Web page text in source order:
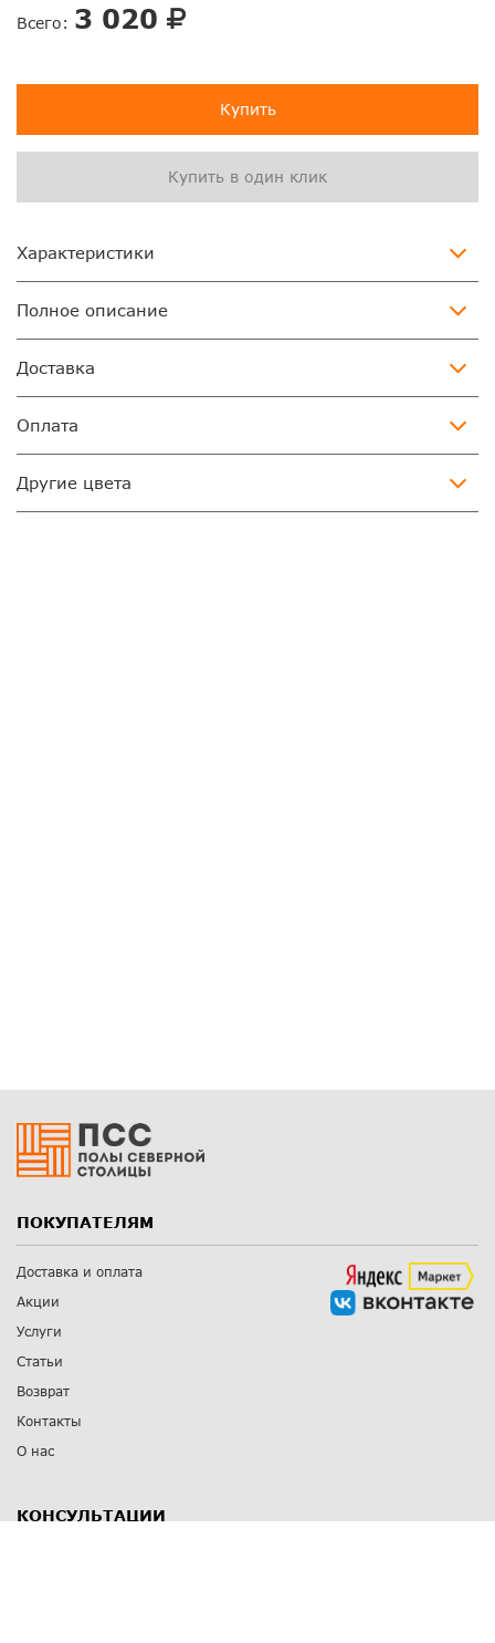
Всего: 3 020
Купить
Купить в один клик
Характеристики
Полное описание
Доставка
Оплата
Другие цвета
ПОКУПАТЕЛЯМ
Доставка и оплата
Акции
Услуги
Статьи
Возврат
Контакты
О нас
КОНСУЛЬТАЦИИ